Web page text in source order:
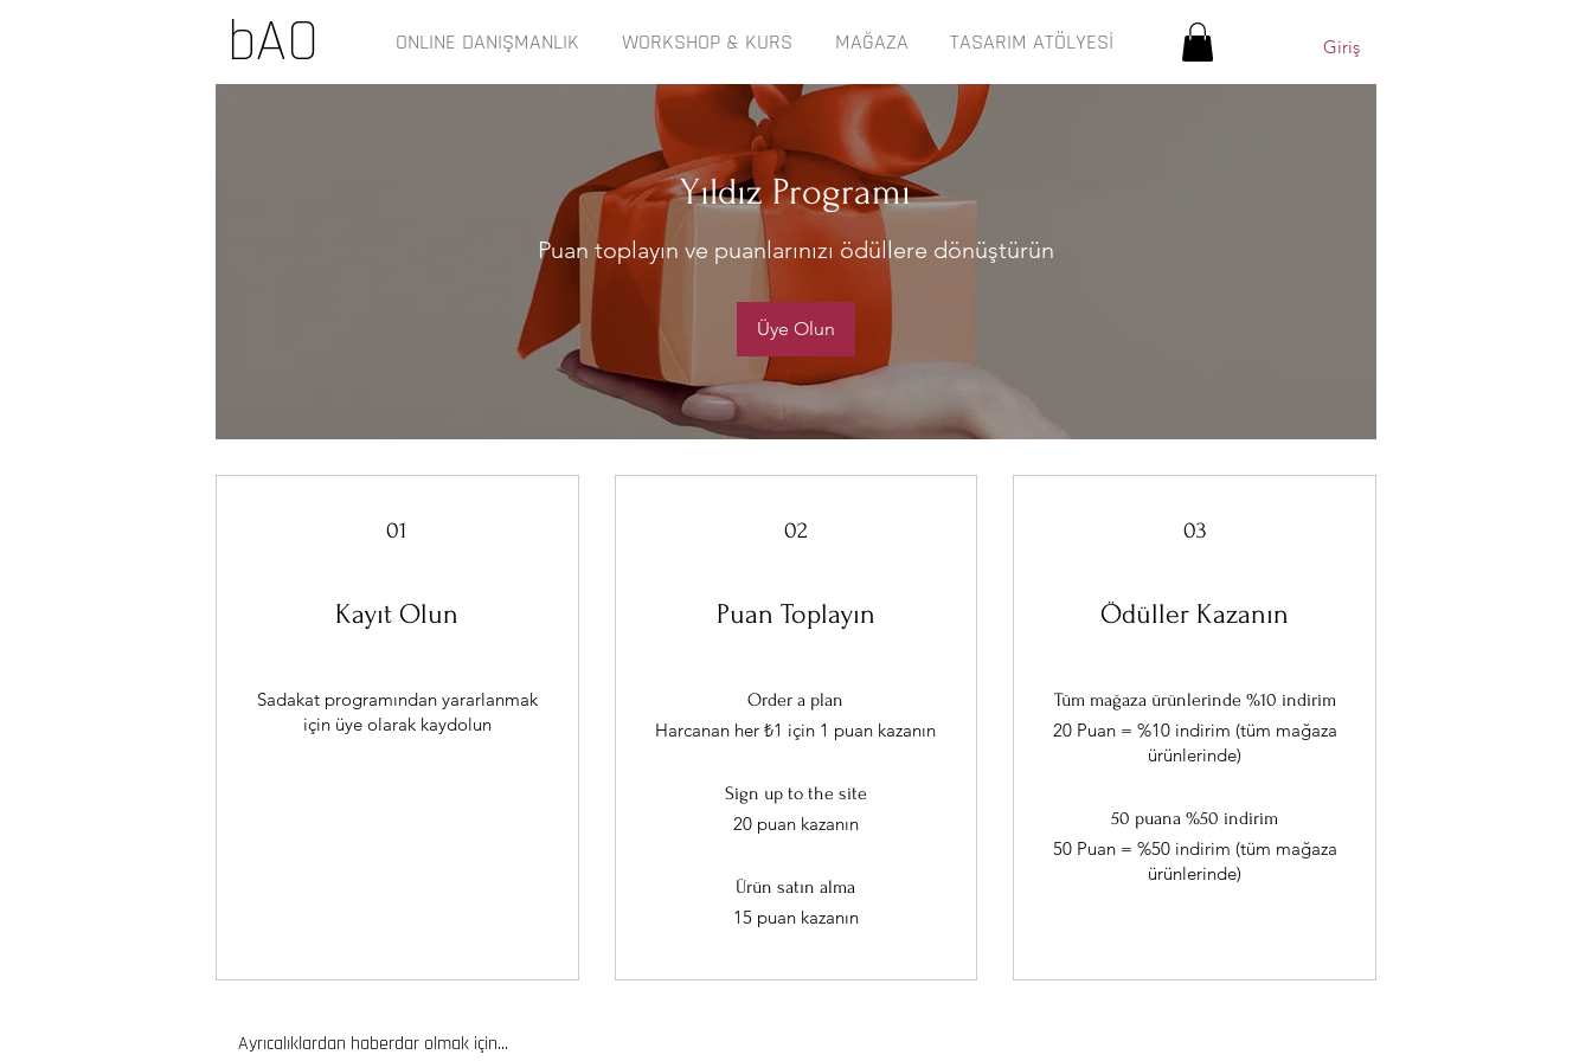
bAO ONLINE DANIŞMANLIK WORKSHOP & KURS MAĞAZA TASARIM ATÖLYESİ Giriş
Yıldız Programı
Puan toplayın ve puanlarınızı ödüllere dönüştürün
Üye Olun
01
Kayıt Olun
Sadakat programından yararlanmak
için üye olarak kaydolun
02
Puan Toplayın
Order a plan
Harcanan her ₺1 için 1 puan kazanın
Sign up to the site
20 puan kazanın
Ürün satın alma
15 puan kazanın
03
Ödüller Kazanın
Tüm mağaza ürünlerinde %10 indirim
20 Puan = %10 indirim (tüm mağaza
ürünlerinde)
50 puana %50 indirim
50 Puan = %50 indirim (tüm mağaza
ürünlerinde)
Ayrıcalıklardan haberdar olmak için...